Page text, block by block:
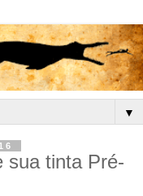
▼
sua tinta Pré-